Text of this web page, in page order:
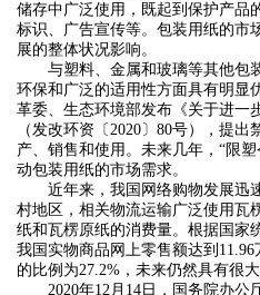
储存中广泛使用，既起到保护产品
标识、广告宣传等。包装用纸的市
展的整体状况影响。
与塑料、金属和玻璃等其他包
环保和广泛的适用性方面具有明显
革委、生态环境部发布《关于进一
（发改环资〔2020〕80号），提
产、销售和使用。未来几年，“限
动包装用纸的市场需求。
近年来，我国网络购物发展迅
村地区，相关物流运输广泛使用瓦
纸和瓦楞原纸的消费量。根据国家
我国实物商品网上零售额达到
的比例为27.2%，未来仍然具有很大
2020年12月14日，国务院办